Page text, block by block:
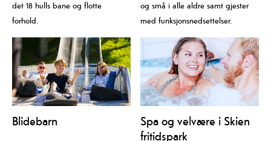
det 18 hulls bane og flotte
forhold.
og små i alle aldre samt gjester
med funksjonsnedsettelser.
Blidebarn
Spa og velvære i Skien
fritidspark